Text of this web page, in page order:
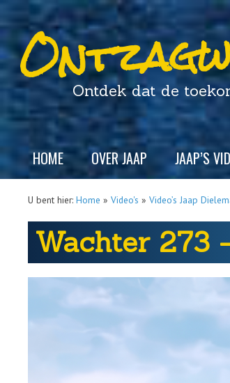
Ontdek dat de
HOME OVER JAAP JAAP’S
U bent hier: Home » Video's » Video’s Jaap
Wachter 273